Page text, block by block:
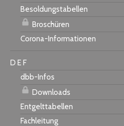
Besoldungstabellen
Broschüren
Corona-Informationen
D E F
dbb-Infos
Downloads
Entgelttabellen
Fachleitung